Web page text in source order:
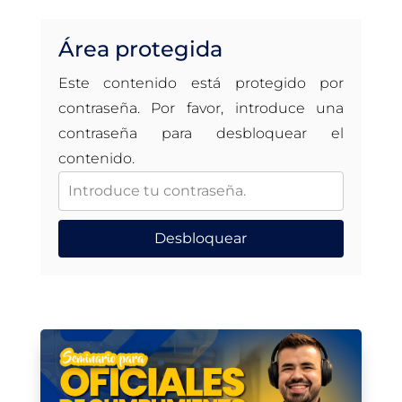
Área protegida
Este contenido está protegido por
contraseña. Por favor, introduce una
contraseña para desbloquear el
contenido.
Desbloquear